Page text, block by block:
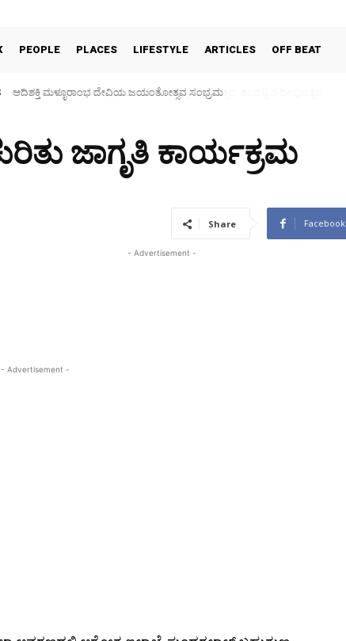
PEOPLE PLACES LIFESTYLE ARTICLES OFF BEAT
30 ವರ್ಷಗಳ ಬಳಿಕ ಗ್ರಾಮದೇವತೆಗಳ ಜಾತ್ರಾ ಮಹೋತ್ಸವ, ತಂಬಿಟ್ಟಿನ ದೀಪೋತ್ಸವ
ಜಾಗೃತಿ ಕಾರ್ಯಕ್ರಮ
Share Facebook
- Advertisement -
- Advertisement -